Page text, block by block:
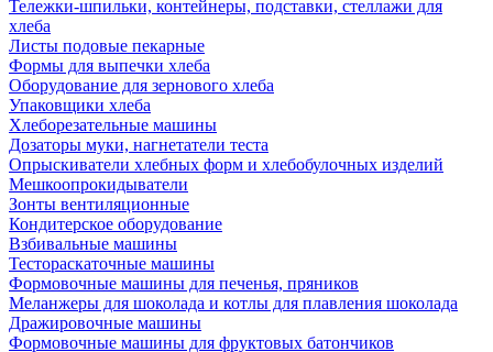
Тележки-шпильки, контейнеры, подставки, стеллажи для
хлеба
Листы подовые пекарные
Формы для выпечки хлеба
Оборудование для зернового хлеба
Упаковщики хлеба
Хлеборезательные машины
Дозаторы муки, нагнетатели теста
Опрыскиватели хлебных форм и хлебобулочных изделий
Мешкоопрокидыватели
Зонты вентиляционные
Кондитерское оборудование
Взбивальные машины
Тестораскаточные машины
Формовочные машины для печенья, пряников
Меланжеры для шоколада и котлы для плавления шоколада
Дражировочные машины
Формовочные машины для фруктовых батончиков